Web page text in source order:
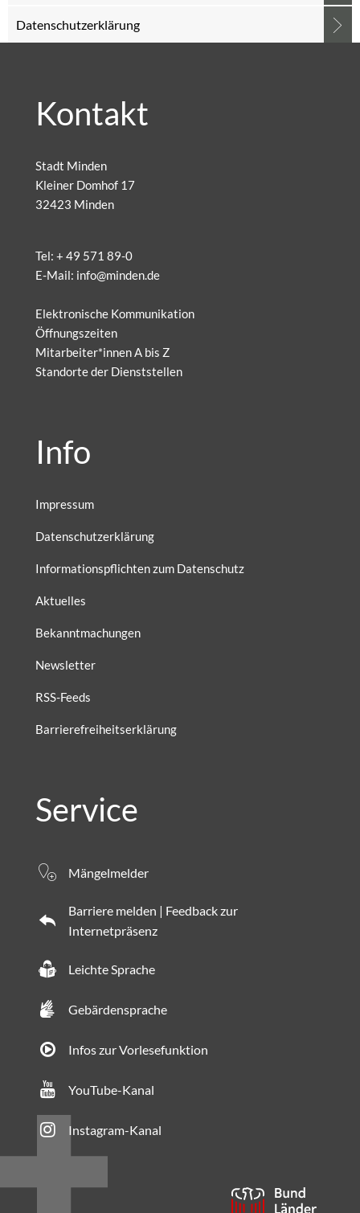
Datenschutzerklärung
Kontakt
Stadt Minden
Kleiner Domhof 17
32423 Minden
Tel: + 49 571 89-0
E-Mail: info@minden.de
Elektronische Kommunikation
Öffnungszeiten
Mitarbeiter*innen A bis Z
Standorte der Dienststellen
Info
Impressum
Datenschutzerklärung
Informationspflichten zum Datenschutz
Aktuelles
Bekanntmachungen
Newsletter
RSS-Feeds
Barrierefreiheitserklärung
Service
Mängelmelder
Barriere melden | Feedback zur
Internetpräsenz
Leichte Sprache
Gebärdensprache
Infos zur Vorlesefunktion
YouTube-Kanal
Instagram-Kanal